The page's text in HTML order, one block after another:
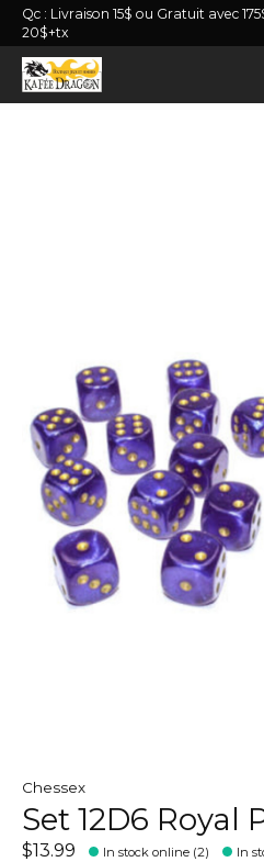
Qc : Livraison 15$ ou Gratuit avec
20$+tx
Chessex
Set 12D6 Royal
$13.99 In stock online (2) In